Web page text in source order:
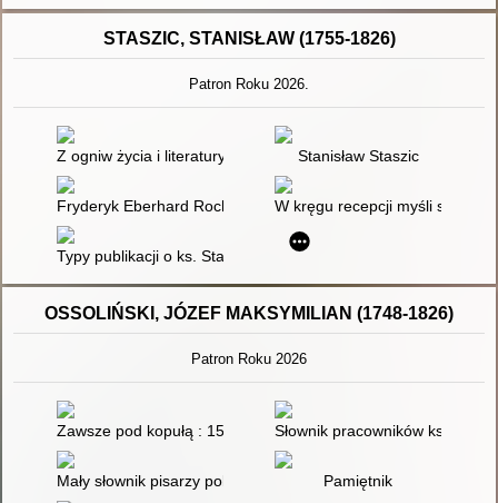
STASZIC, STANISŁAW (1755-1826)
Patron Roku 2026.
Z ogniw życia i literatury : rozprawyStanisław Staszic
Fryderyk Eberhard Rochow - autor książki szkolnej "Przyjaciel
W kręgu recepcji myśli
Typy publikacji o ks. Stanisławie Staszicu i jego działalności
OSSOLIŃSKI, JÓZEF MAKSYMILIAN (1748-1826)
Patron Roku 2026
Zawsze pod kopułą : 150 lat OssolineumSłownik pracowników książki
Mały słownik pisarzy polskich. Cz. 1 Pamiętnik